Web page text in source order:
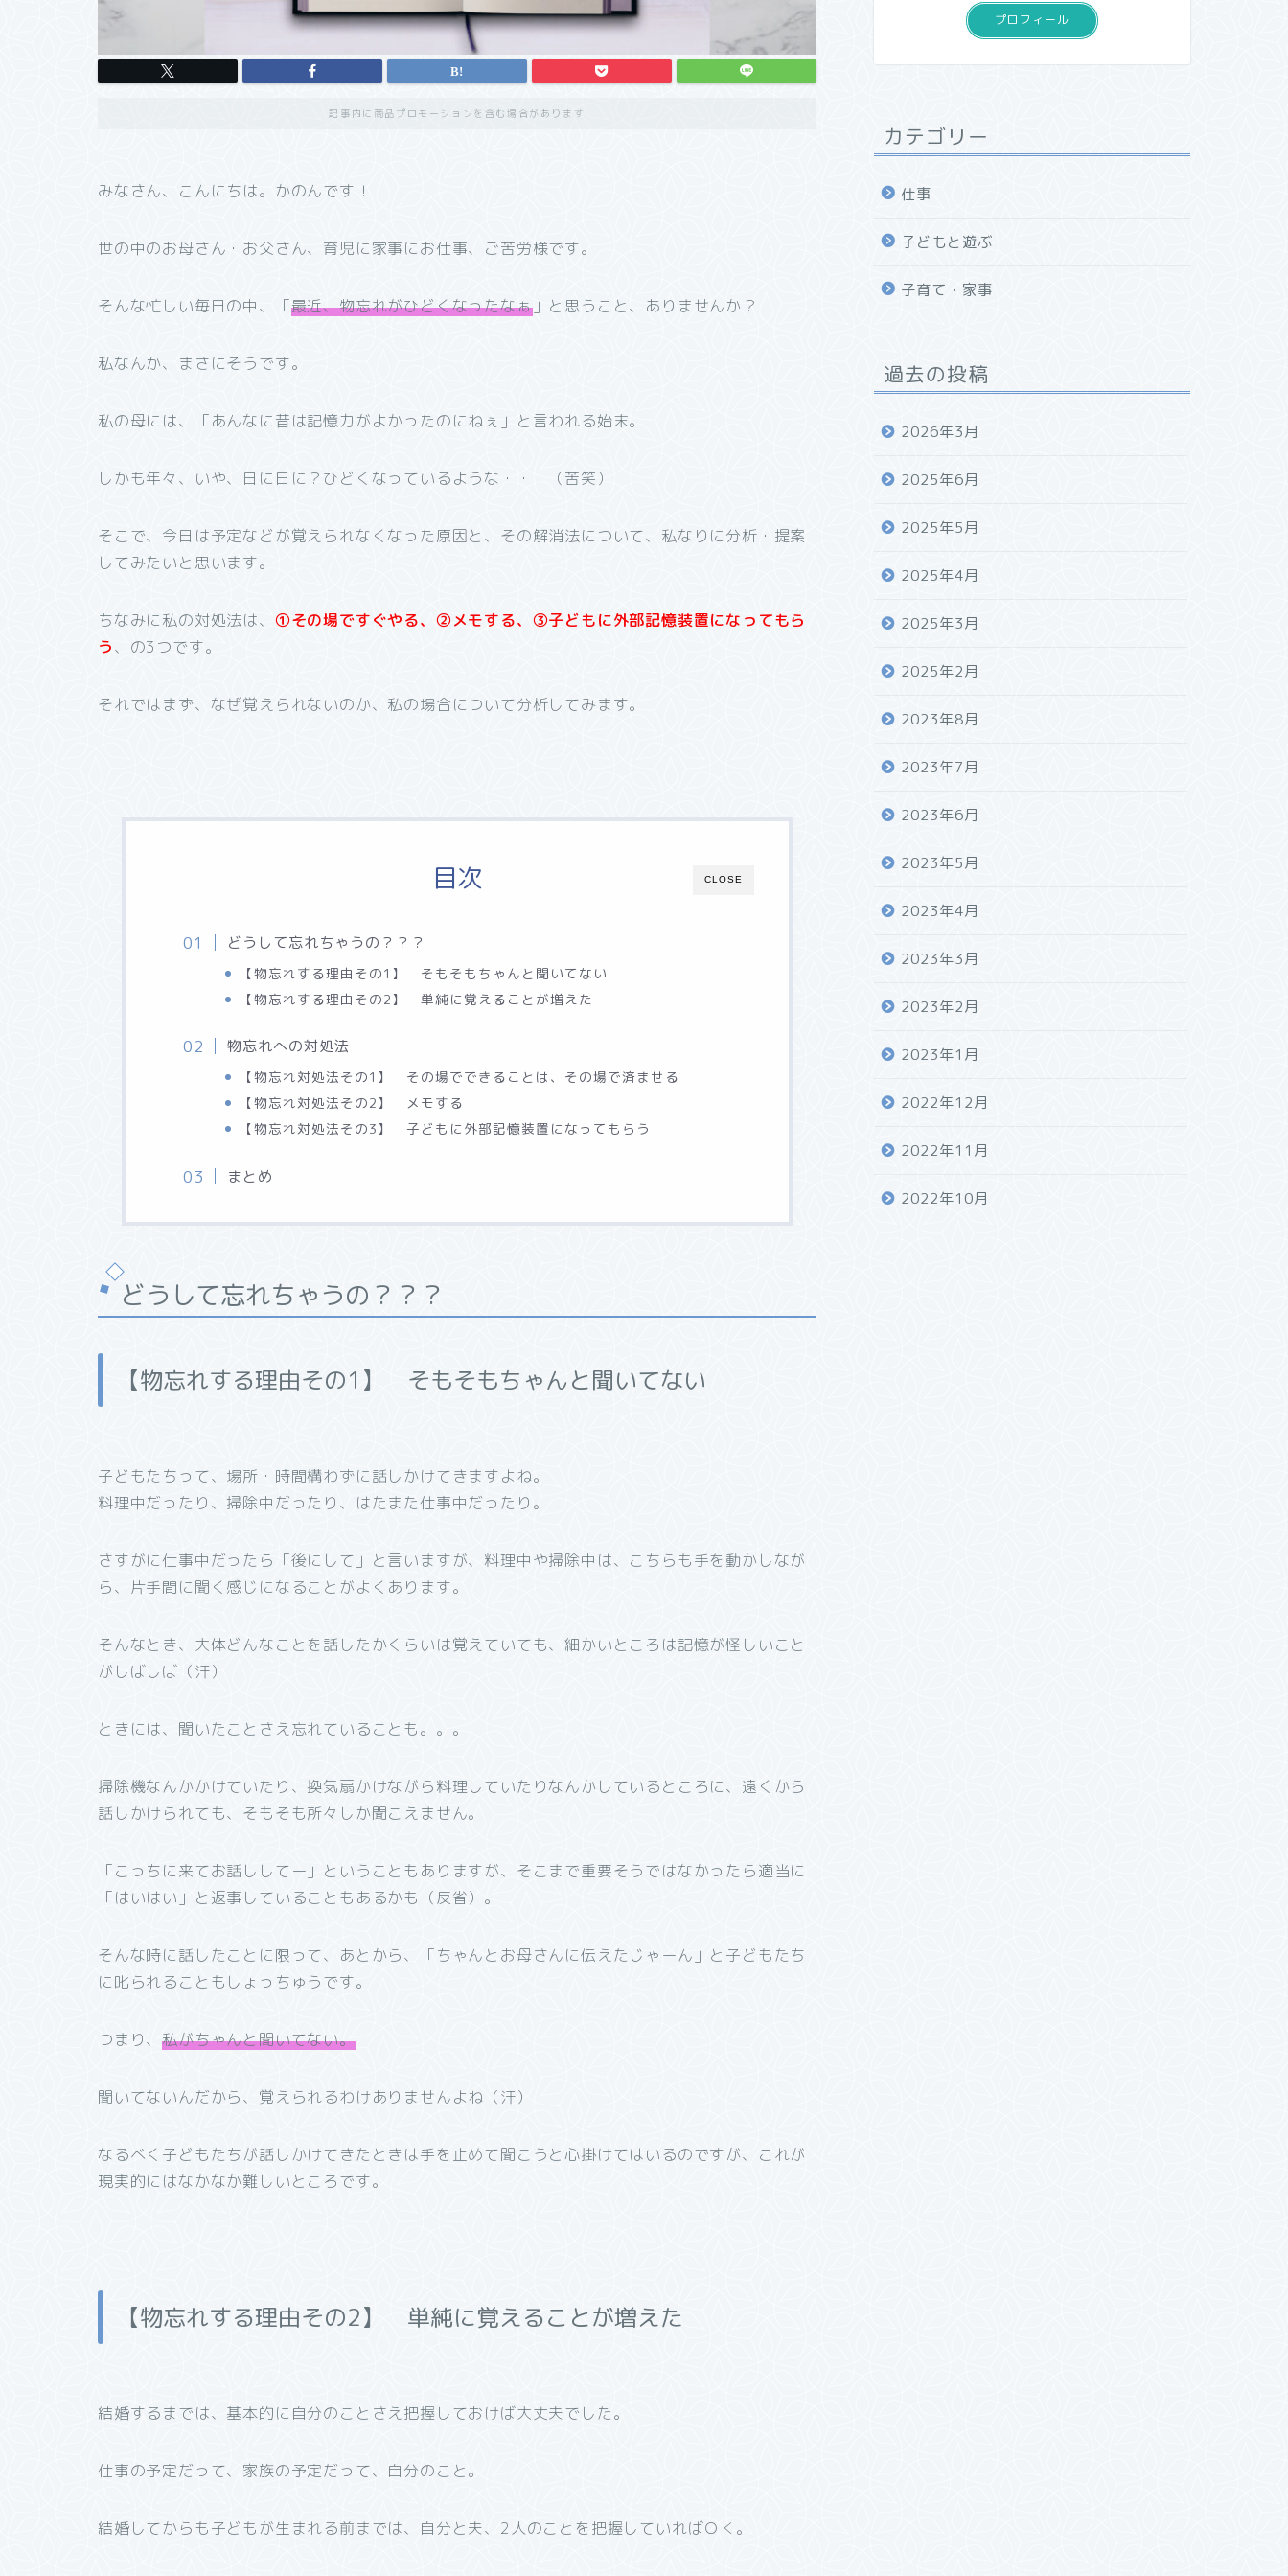
記事内に商品プロモーションを含む場合があります
みなさん、こんにちは。かのんです！
世の中のお母さん・お父さん、育児に家事にお仕事、ご苦労様です。
そんな忙しい毎日の中、「最近、物忘れがひどくなったなぁ」と思うこと、ありませんか？
私なんか、まさにそうです。
私の母には、「あんなに昔は記憶力がよかったのにねぇ」と言われる始末。
しかも年々、いや、日に日に？ひどくなっているような・・・（苦笑）
そこで、今日は予定などが覚えられなくなった原因と、その解消法について、私なりに分析・提案
してみたいと思います。
ちなみに私の対処法は、 ①その場ですぐやる、②メモする、③子どもに外部記憶装置になってもら
う、の3つです。
それではまず、なぜ覚えられないのか、私の場合について分析してみます。
CLOSE
目次
どうして忘れちゃうの？？？
【物忘れする理由その1】 そもそもちゃんと聞いてない
【物忘れする理由その2】 単純に覚えることが増えた
物忘れへの対処法
【物忘れ対処法その1】 その場でできることは、その場で済ませる
【物忘れ対処法その2】 メモする
【物忘れ対処法その3】 子どもに外部記憶装置になってもらう
まとめ
どうして忘れちゃうの？？？
【物忘れする理由その1】 そもそもちゃんと聞いてない
子どもたちって、場所・時間構わずに話しかけてきますよね。
料理中だったり、掃除中だったり、はたまた仕事中だったり。
さすがに仕事中だったら「後にして」と言いますが、料理中や掃除中は、こちらも手を動かしなが
ら、片手間に聞く感じになることがよくあります。
そんなとき、大体どんなことを話したかくらいは覚えていても、細かいところは記憶が怪しいこと
がしばしば（汗）
ときには、聞いたことさえ忘れていることも。。。
掃除機なんかかけていたり、換気扇かけながら料理していたりなんかしているところに、遠くから
話しかけられても、そもそも所々しか聞こえません。
「こっちに来てお話ししてー」ということもありますが、そこまで重要そうではなかったら適当に
「はいはい」と返事していることもあるかも（反省）。
そんな時に話したことに限って、あとから、「ちゃんとお母さんに伝えたじゃーん」と子どもたち
に叱られることもしょっちゅうです。
つまり、私がちゃんと聞いてない。
聞いてないんだから、覚えられるわけありませんよね（汗）
なるべく子どもたちが話しかけてきたときは手を止めて聞こうと心掛けてはいるのですが、これが
現実的にはなかなか難しいところです。
【物忘れする理由その2】 単純に覚えることが増えた
結婚するまでは、基本的に自分のことさえ把握しておけば大丈夫でした。
仕事の予定だって、家族の予定だって、自分のこと。
結婚してからも子どもが生まれる前までは、自分と夫、2人のことを把握していればＯＫ。
プロフィール
カテゴリー
仕事
子どもと遊ぶ
子育て・家事
過去の投稿
2026年3月
2025年6月
2025年5月
2025年4月
2025年3月
2025年2月
2023年8月
2023年7月
2023年6月
2023年5月
2023年4月
2023年3月
2023年2月
2023年1月
2022年12月
2022年11月
2022年10月